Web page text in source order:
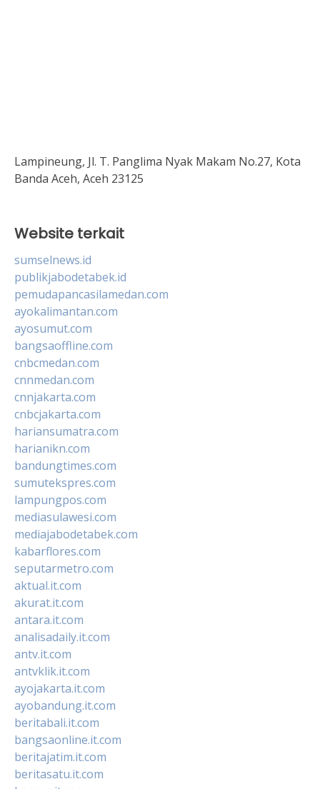
Lampineung, Jl. T. Panglima Nyak Makam No.27, Kota
Banda Aceh, Aceh 23125
Website terkait
sumselnews.id
publikjabodetabek.id
pemudapancasilamedan.com
ayokalimantan.com
ayosumut.com
bangsaoffline.com
cnbcmedan.com
cnnmedan.com
cnnjakarta.com
cnbcjakarta.com
hariansumatra.com
harianikn.com
bandungtimes.com
sumutekspres.com
lampungpos.com
mediasulawesi.com
mediajabodetabek.com
kabarflores.com
seputarmetro.com
aktual.it.com
akurat.it.com
antara.it.com
analisadaily.it.com
antv.it.com
antvklik.it.com
ayojakarta.it.com
ayobandung.it.com
beritabali.it.com
bangsaonline.it.com
beritajatim.it.com
beritasatu.it.com